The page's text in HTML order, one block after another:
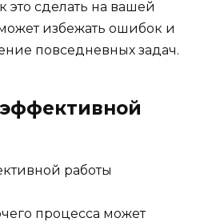
это сделать на вашей
избежать ошибок и
повседневных задач.
процесса может